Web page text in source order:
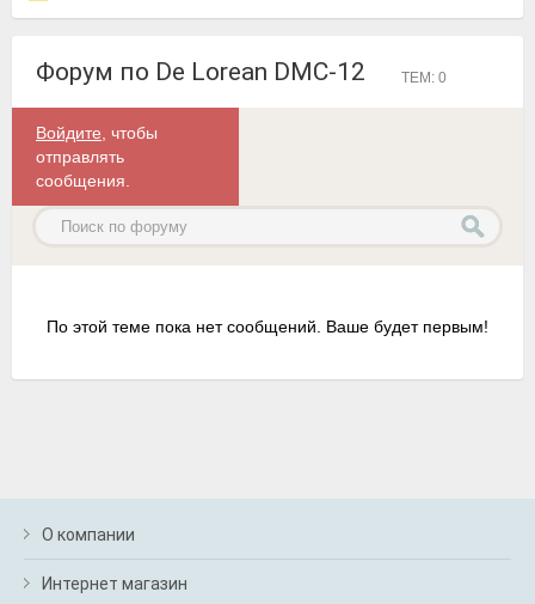
Форум по De Lorean DMC-12 ТЕМ: 0
Войдите , чтобы
отправлять
сообщения.
По этой теме пока нет сообщений. Ваше будет первым!
О компании
Интернет магазин